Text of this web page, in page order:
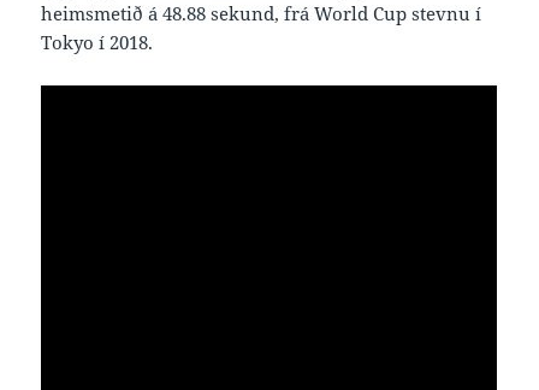
heimsmetið á 48.88 sekund, frá World Cup stevnu í
Tokyo í 2018.